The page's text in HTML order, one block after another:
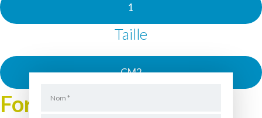
1
Taille
CM2
Formulaire de Location